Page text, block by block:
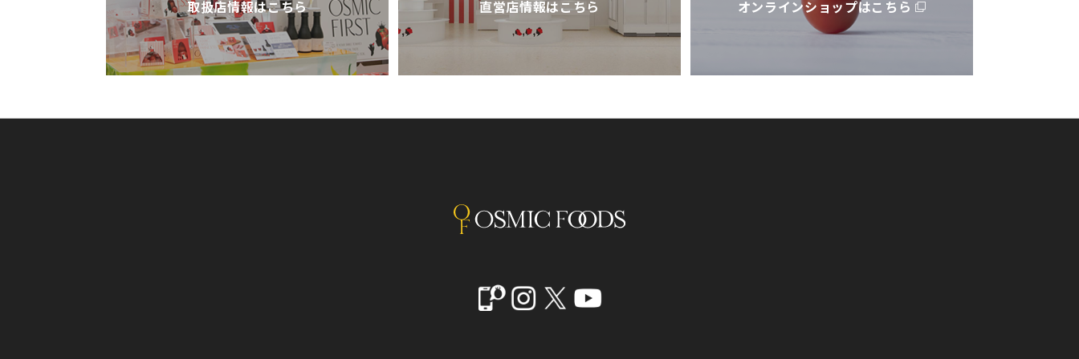
取扱店情報はこちら 直営店情報はこちら オンラインショップはこちら